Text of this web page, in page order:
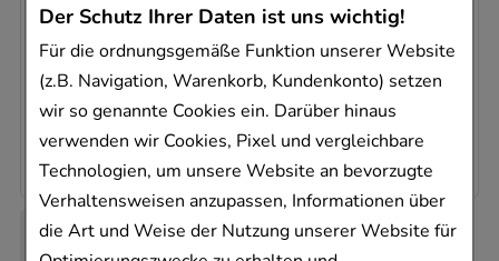
Der Schutz Ihrer Daten ist uns wichtig!
Für die ordnungsgemäße Funktion unserer Website
(z.B. Navigation, Warenkorb, Kundenkonto) setzen
wir so genannte Cookies ein. Darüber hinaus
verwenden wir Cookies, Pixel und vergleichbare
Technologien, um unsere Website an bevorzugte
Verhaltensweisen anzupassen, Informationen über
die Art und Weise der Nutzung unserer Website für
10836596
Sofort lieferbar
6,68 €¹
AVP: 9,97 €²
pro 1 Stk